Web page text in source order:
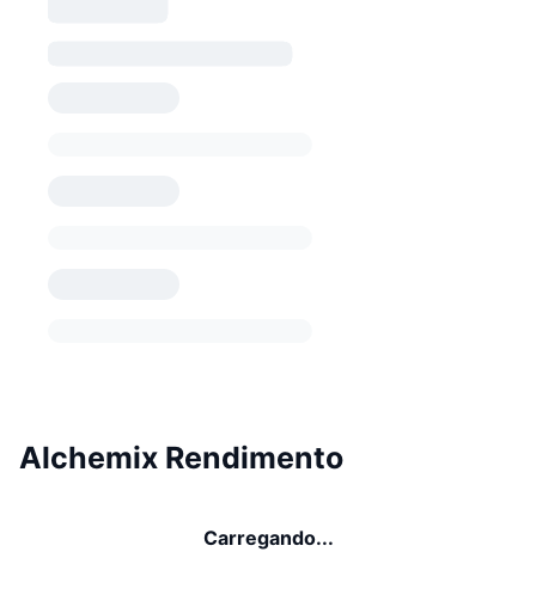
Alchemix Rendimento
Carregando...